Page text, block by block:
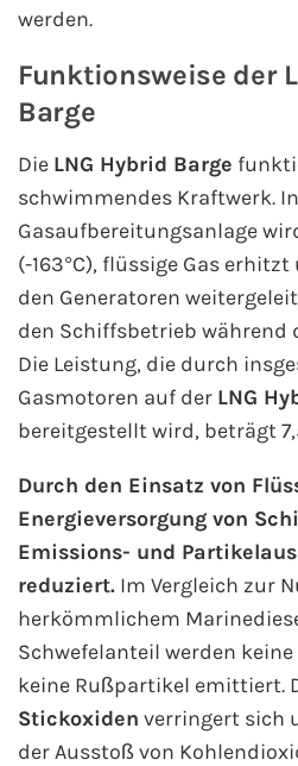
Mein Schiff Kanaren
Mein Schiff Norwegen
Mein Schiff Westeuropa
Mein Schiff Orient
Mein Schiff Nordamerika
Mein Schiff Transreisen
Mein Schiff Ostsee
Mein Schiff Asien
Kanaren-Kreuzfahrt
Karibik-Kreuzfahrt
Ostsee-Kreuzfahrt
werden.
Funktionsweise der
Barge
Die LNG Hybrid Barge
schwimmendes Kraftwerk.
Gasaufbereitungsanlage
(-163°C), flüssige Gas
den Generatoren
den Schiffsbetrieb während
Die Leistung, die durch
Gasmotoren auf der LNG
bereitgestellt wird, beträgt
Durch den Einsatz von
Energieversorgung von
Emissions- und
reduziert. Im Vergleich zur
herkömmlichem
Schwefelanteil werden
keine Rußpartikel emittiert.
Stickoxiden verringert sich
der Ausstoß von